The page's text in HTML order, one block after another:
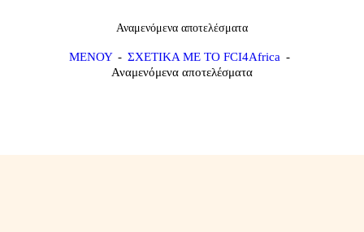
Αναμενόμενα αποτελέσματα
ΜΕΝΟΥ
ΣΧΕΤΙΚΑ ΜΕ ΤΟ FCI4Africa
Αναμενόμενα αποτελέσματα